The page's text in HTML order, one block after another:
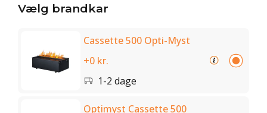
Vælg brandkar
Cassette 500 Opti-Myst
+0 kr.
1-2 dage
Optimyst Cassette 500